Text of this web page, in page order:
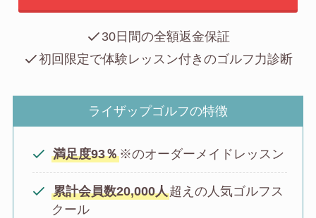
30日間の全額返金保証
初回限定で体験レッスン付きのゴルフ力診断
ライザップゴルフの特徴
満足度93％※のオーダーメイドレッスン
累計会員数20,000人超えの人気ゴルフス
クール